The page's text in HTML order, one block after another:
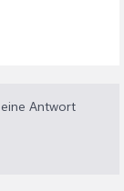
Antwort